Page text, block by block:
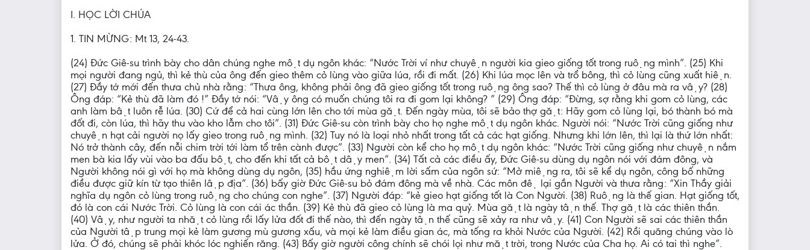
I. HỌC LỜI CHÚA
1. TIN MỪNG: Mt 13, 24-43.
(24) Đức Giê-su trình bày cho dân chúng nghe một dụ ngôn khác: “Nước Trời ví như chuyện người kia gieo giống tốt trong ruộng mình”. (25) Khi
mọi người đang ngủ, thì kẻ thù của ông đến gieo thêm cỏ lùng vào giữa lúa, rồi đi mất. (26) Khi lúa mọc lên và trổ bông, thì cỏ lùng cũng xuất hiện.
(27) Đầy tớ mới đến thưa chủ nhà rằng: “Thưa ông, không phải ông đã gieo giống tốt trong ruộng ông sao? Thế thì cỏ lùng ở đâu mà ra vậy? (28)
Ông đáp: “Kẻ thù đã làm đó !” Đầy tớ nói: “Vậy ông có muốn chúng tôi ra đi gom lại không? ” (29) Ông đáp: “Đừng, sợ rằng khi gom cỏ lùng, các
anh làm bật luôn rễ lúa. (30) Cứ để cả hai cùng lớn lên cho tới mùa gặt. Đến ngày mùa, tôi sẽ bảo thợ gặt: Hãy gom cỏ lùng lại, bó thành bó mà
đốt đi, còn lúa, thì hãy thu vào kho lẫm cho tôi”. (31) Đức Giê-su còn trình bày cho họ nghe một dụ ngôn khác. Người nói: “Nước Trời cũng giống như
chuyện hạt cải người nọ lấy gieo trong ruộng mình. (32) Tuy nó là loại nhỏ nhất trong tất cả các hạt giống. Nhưng khi lớn lên, thì lại là thứ lớn nhất:
Nó trở thành cây, đến nỗi chim trời tới làm tổ trên cành được”. (33) Người còn kể cho họ một dụ ngôn khác: “Nước Trời cũng giống như chuyện nắm
men bà kia lấy vùi vào ba đấu bột, cho đến khi tất cả bột dậy men”. (34) Tất cả các điều ấy, Đức Giê-su dùng dụ ngôn nói với đám đông, và
Người không nói gì với họ mà không dùng dụ ngôn, (35) hầu ứng nghiệm lời sấm của ngôn sứ: “Mở miệng ra, tôi sẽ kể dụ ngôn, công bố những
điều được giữ kín từ tạo thiên lập địa”. (36) bấy giờ Đức Giê-su bỏ đám đông mà về nhà. Các môn đệ lại gần Người và thưa rằng: “Xin Thầy giải
nghĩa dụ ngôn cỏ lùng trong ruộng cho chúng con nghe”. (37) Người đáp: “kẻ gieo hạt giống tốt là Con Người. (38) Ruộng là thế gian. Hạt giống tốt,
đó là con cái Nước Trời. Cỏ lùng là con cái ác thần. (39) Kẻ thù đã gieo cỏ lùng là ma quỷ. Mùa gặt là ngày tận thế. Thợ gặt là các thiên thần.
(40) Vậy, như người ta nhặt cỏ lùng rồi lấy lửa đốt đi thế nào, thì đến ngày tận thế cũng sẽ xảy ra như vậy. (41) Con Người sẽ sai các thiên thần
của Người tập trung mọi kẻ làm gương mù gương xấu, và mọi kẻ làm điều gian ác, mà tống ra khỏi Nước của Người. (42) Rồi quăng chúng vào lò
lửa. Ở đó, chúng sẽ phải khóc lóc nghiến răng. (43) Bấy giờ người công chính sẽ chói lọi như mặt trời, trong Nước của Cha họ. Ai có tai thì nghe”.